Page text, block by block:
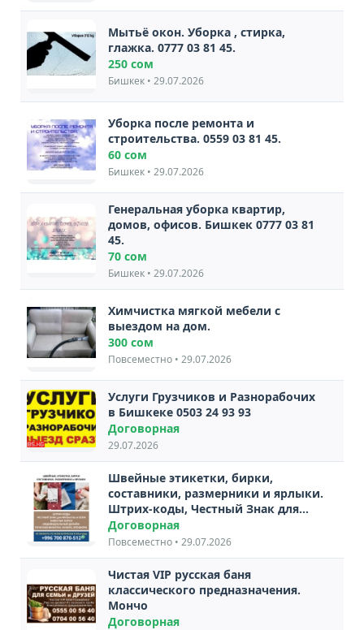
Мытьё окон. Уборка , стирка,
глажка. 0777 03 81 45.
250 сом
Бишкек • 29.07.2026
Уборка после ремонта и
строительства. 0559 03 81 45.
60 сом
Бишкек • 29.07.2026
Генеральная уборка квартир,
домов, офисов. Бишкек 0777 03 81
45.
70 сом
Бишкек • 29.07.2026
Химчистка мягкой мебели с
выездом на дом.
300 сом
Повсеместно • 29.07.2026
Услуги Грузчиков и Разнорабочих
в Бишкеке 0503 24 93 93
Договорная
29.07.2026
Швейные этикетки, бирки,
составники, размерники и ярлыки.
Штрих-коды, Честный Знак для
Wildberries и OZON Материалы:
Нейлон, Сатин, Силиконовая
ленты. Навесные бирки,
индивидуальный дизайн
Договорная
Повсеместно • 29.07.2026
Чистая VIP русская баня
классического предназначения.
Мончо
Договорная